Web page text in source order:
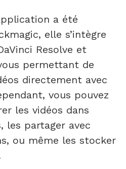
a été
elle s’intègre
Resolve et
permettant de
directement avec
vous pouvez
les vidéos dans
les partager avec
ou même les stocker